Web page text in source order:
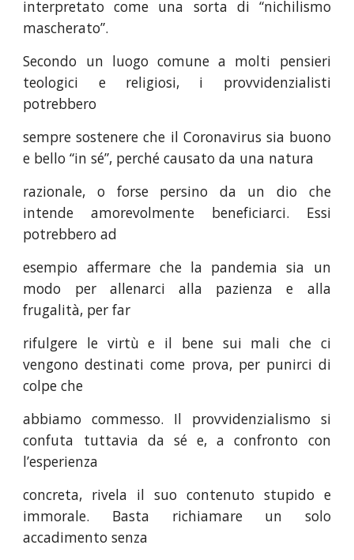
interpretato come una sorta di “nichilismo
mascherato”.
Secondo un luogo comune a molti pensieri
teologici e religiosi, i provvidenzialisti
potrebbero
sempre sostenere che il Coronavirus sia buono
e bello “in sé”, perché causato da una natura
razionale, o forse persino da un dio che
intende amorevolmente beneficiarci. Essi
potrebbero ad
esempio affermare che la pandemia sia un
modo per allenarci alla pazienza e alla
frugalità, per far
rifulgere le virtù e il bene sui mali che ci
vengono destinati come prova, per punirci di
colpe che
abbiamo commesso. Il provvidenzialismo si
confuta tuttavia da sé e, a confronto con
l’esperienza
concreta, rivela il suo contenuto stupido e
immorale. Basta richiamare un solo
accadimento senza